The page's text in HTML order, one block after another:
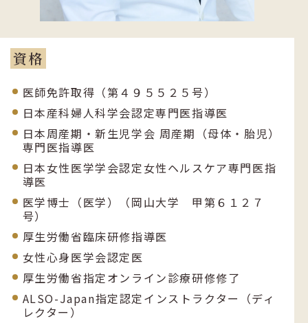
資格
医師免許取得（第４９５５２５号）
日本産科婦人科学会認定専門医指導医
日本周産期・新生児学会 周産期（母体・胎児）
専門医指導医
日本女性医学学会認定女性ヘルスケア専門医指
導医
医学博士（医学）（岡山大学 甲第６１２７
号）
厚生労働省臨床研修指導医
女性心身医学会認定医
厚生労働省指定オンライン診療研修修了
ALSO-Japan指定認定インストラクター（ディ
レクター）